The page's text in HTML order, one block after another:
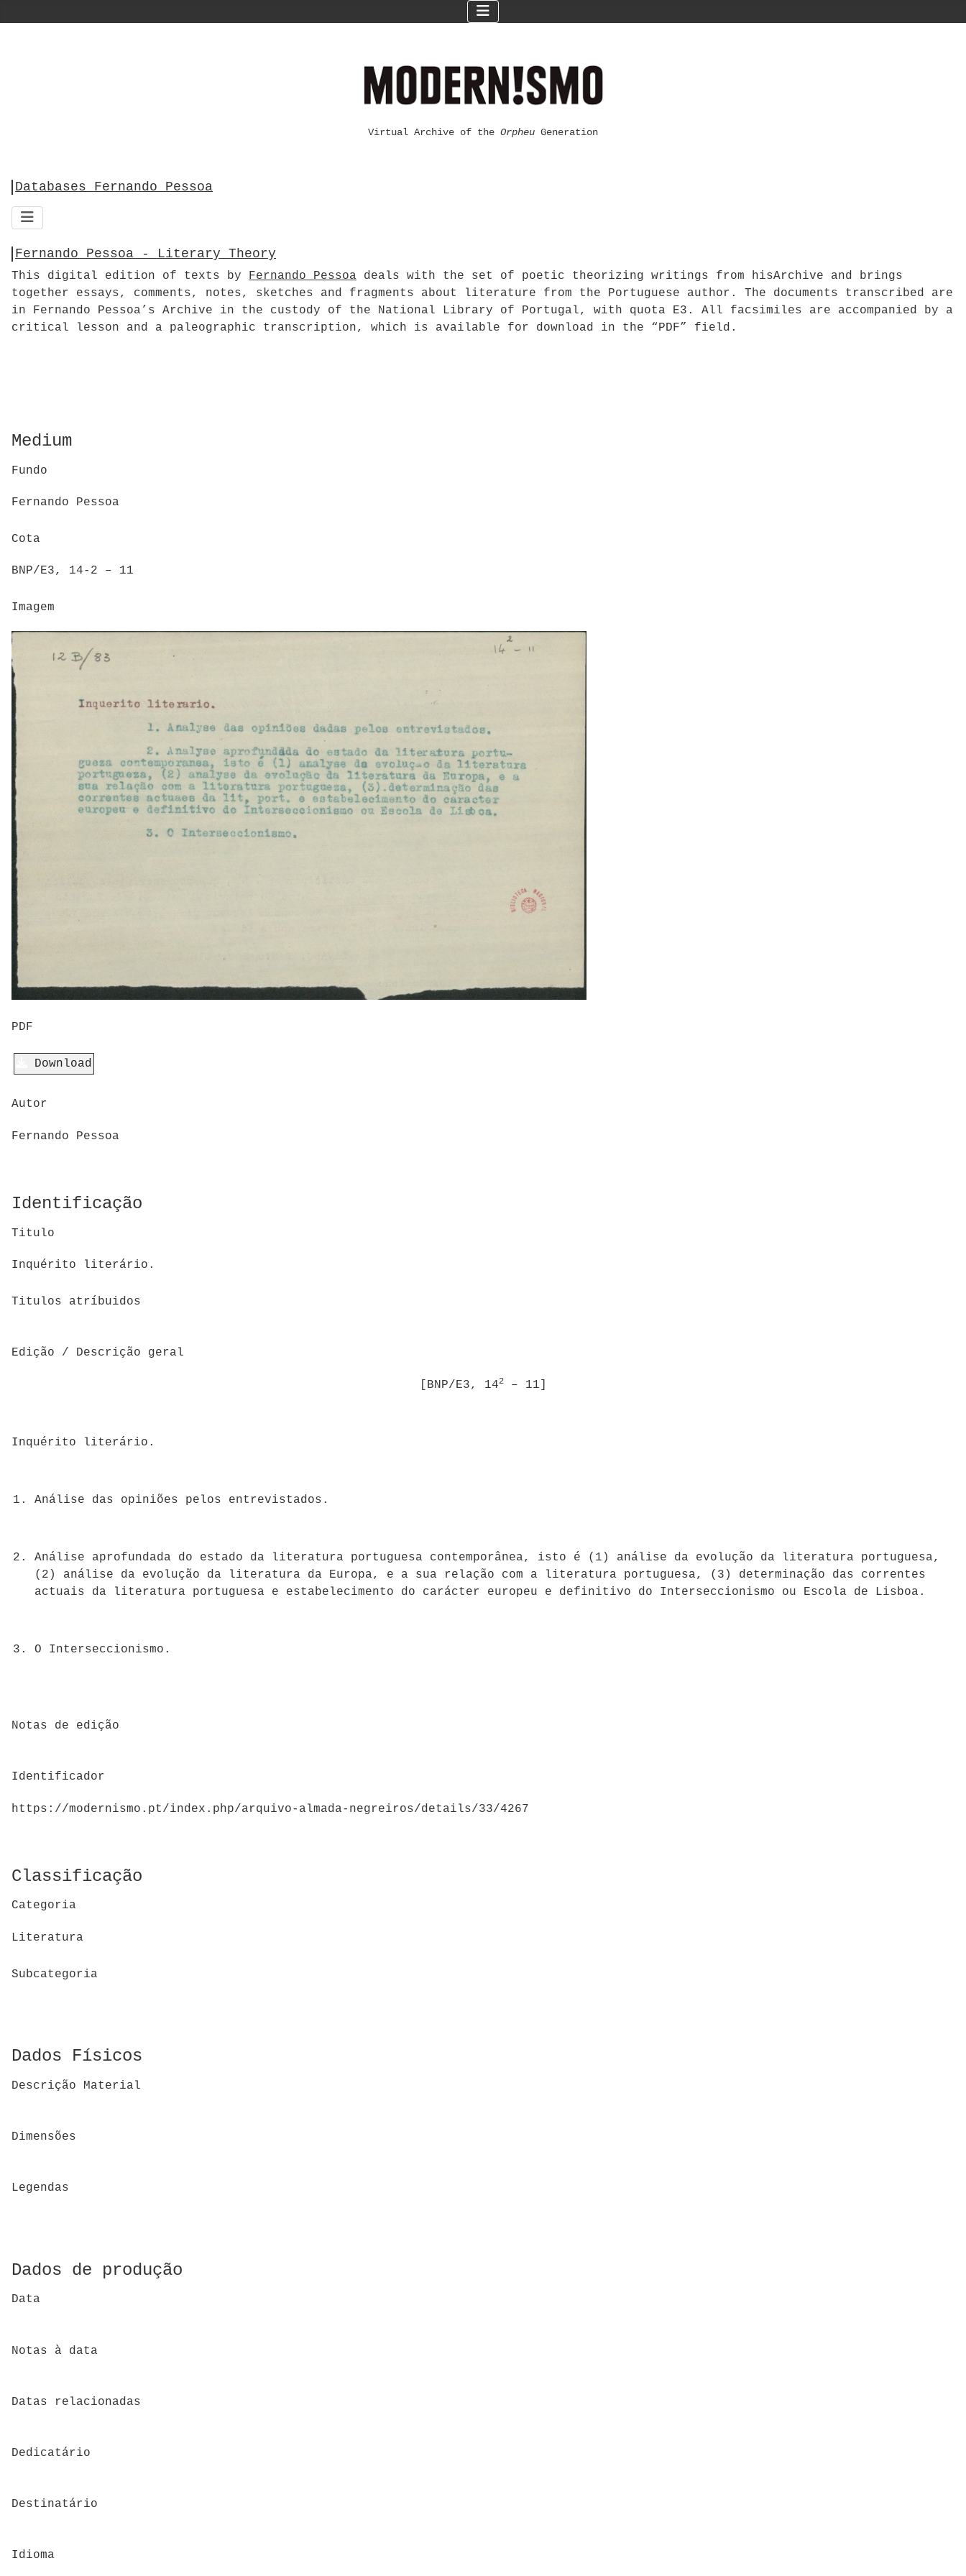
Virtual Archive of the Orpheu Generation
Databases Fernando Pessoa
Fernando Pessoa - Literary Theory
This digital edition of texts by Fernando Pessoa deals with the set of poetic theorizing writings from hisArchive and brings
together essays, comments, notes, sketches and fragments about literature from the Portuguese author. The documents transcribed are
in Fernando Pessoa’s Archive in the custody of the National Library of Portugal, with quota E3. All facsimiles are accompanied by a
critical lesson and a paleographic transcription, which is available for download in the “PDF” field.
Medium
Fundo
Fernando Pessoa
Cota
BNP/E3, 14-2 – 11
Imagem
PDF
Download
Autor
Fernando Pessoa
Identificação
Titulo
Inquérito literário.
Titulos atríbuidos
Edição / Descrição geral
[BNP/E3, 142– 11]
Inquérito literário.
Análise das opiniões pelos entrevistados.
Análise aprofundada do estado da literatura portuguesa contemporânea, isto é (1) análise da evolução da literatura portuguesa,
(2) análise da evolução da literatura da Europa, e a sua relação com a literatura portuguesa, (3) determinação das correntes
actuais da literatura portuguesa e estabelecimento do carácter europeu e definitivo do Interseccionismo ou Escola de Lisboa.
O Interseccionismo.
Notas de edição
Identificador
https://modernismo.pt/index.php/arquivo-almada-negreiros/details/33/4267
Classificação
Categoria
Literatura
Subcategoria
Dados Físicos
Descrição Material
Dimensões
Legendas
Dados de produção
Data
Notas à data
Datas relacionadas
Dedicatário
Destinatário
Idioma